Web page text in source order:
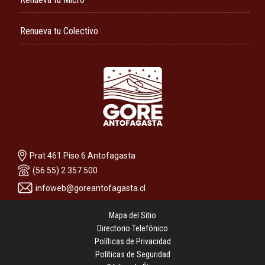
Renueva tu Colectivo
Prat 461 Piso 6 Antofagasta
(56 55) 2 357 500
infoweb@goreantofagasta.cl
Mapa del Sitio
Directorio Telefónico
Políticas de Privacidad
Políticas de Seguridad